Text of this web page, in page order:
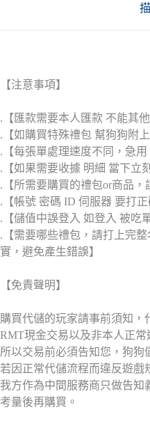
【注意事項】
.【匯款需要本人匯款 不能其
.【如購買特殊禮包 幫狗狗附上
.【每張單處理速度不同，急
.【如果需要收據 明細 當下立
.【所需要購買的禮包or商品，
.【帳號 密碼 ID 伺服器 要打
.【儲值中誤登入 如登入 被吃
.【需要哪些禮包，請打上完
實，避免產生錯誤】
【免責聲明】
購買代儲的玩家請事前須知，
RMT現金交易以及非本人正常
所以交易前必須告知您，狗狗
若因正常代儲流程而違反遊戲
我方作為中間服務商只做告知
考量後再購買。